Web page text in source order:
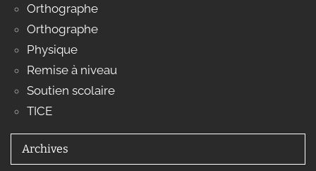
Orthographe
Orthographe
Physique
Remise à niveau
Soutien scolaire
TICE
Archives